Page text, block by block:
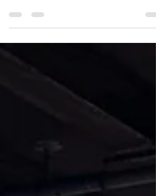
so Druck auf die Partei aufzubauen, schaltet
DHV...